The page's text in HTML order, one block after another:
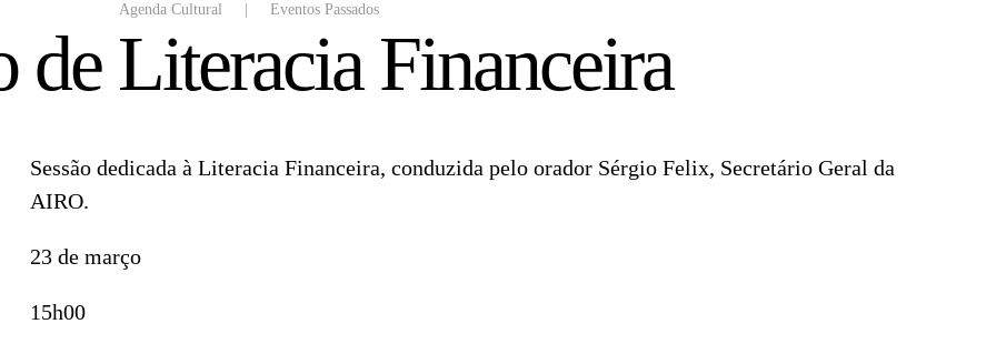
Agenda Cultural Eventos Passados
de Literacia Financeira
Sessão dedicada à Literacia Financeira, conduzida pelo orador Sérgio Felix, Secretário Geral da
AIRO.
23 de março
15h00